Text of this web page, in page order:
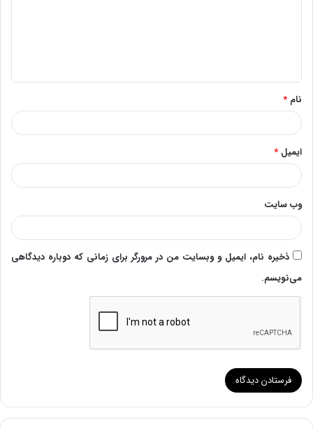
*
نام *
ایمیل *
وب‌ سایت
ذخیره نام، ایمیل و وبسایت من در مرورگر برای زمانی که دوباره دیدگاهی
می‌نویسم.